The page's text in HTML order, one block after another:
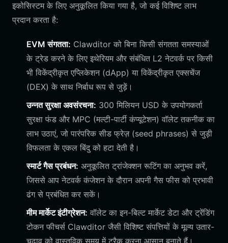
इकोसिस्टम के लिए अनुकूलित किया गया है, जो कई विशिष्ट लाभ
प्रदान करता है:
EVM संगतता: Clawditor को बिना किसी संगतता समस्याओं
के ट्रेड करने के लिए इथेरियम और संबंधित L2 नेटवर्क पर किसी
भी विकेंद्रीकृत एप्लिकेशन (dApp) या विकेंद्रीकृत एक्सचेंज
(DEX) के साथ निर्बाध रूप से जुड़ें।
उन्नत सुरक्षा अवसंरचना: 300 मिलियन USD के उपयोगकर्ता
सुरक्षा फंड और MPC (मल्टी-पार्टी कंप्यूटेशन) वॉलेट तकनीक का
लाभ उठाएं, जो पारंपरिक सीड फ्रेज़ (seed phrases) से जुड़ी
विफलता के एकल बिंदु को हटा देती है।
स्मार्ट गैस प्रबंधन: अनुकूलित ट्रांजेक्शन रूटिंग का अनुभव करें,
जिससे आप नेटवर्क कंजेशन के दौरान अपनी गैस फीस को प्रभावी
ढंग से प्रबंधित कर सकें।
मीम मार्केट इंटीग्रेशन: वॉलेट का इन-बिल्ट मार्केट डेटा और ट्रेंडिंग
टोकन फीचर्स Clawditor जैसी विशिष्ट संपत्तियों के मूल्य उतार-
चढ़ाव को वास्तविक समय में ट्रैक करना आसान बनाते हैं।